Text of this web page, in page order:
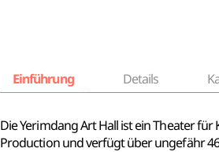
Einführung Details
Die Yerimdang Art Hall ist ein Theater
Production und verfügt über ungefähr